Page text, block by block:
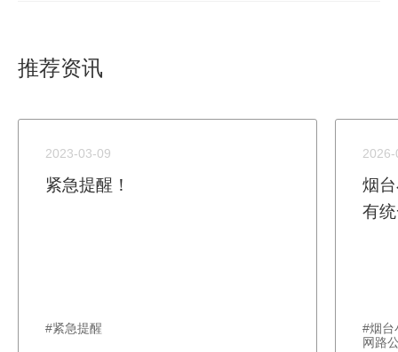
推荐资讯
2023-03-09
紧急提醒！
#紧急提醒
烟
有
#烟
网路